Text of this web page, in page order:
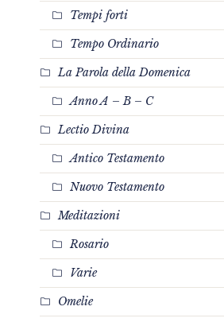
Tempi forti
Tempo Ordinario
La Parola della Domenica
Anno A – B – C
Lectio Divina
Antico Testamento
Nuovo Testamento
Meditazioni
Rosario
Varie
Omelie